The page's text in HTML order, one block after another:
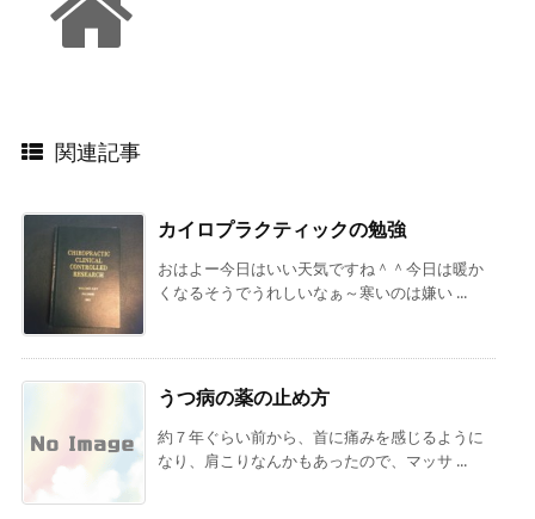
関連記事
カイロプラクティックの勉強
おはよー今日はいい天気ですね＾＾今日は暖か
くなるそうでうれしいなぁ～寒いのは嫌い ...
うつ病の薬の止め方
約７年ぐらい前から、首に痛みを感じるように
なり、肩こりなんかもあったので、マッサ ...